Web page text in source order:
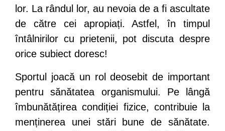
lor. La rândul lor, au nevoia de a fi ascultate
de către cei apropiați. Astfel, în timpul
întâlnirilor cu prietenii, pot discuta despre
orice subiect doresc!
Sportul joacă un rol deosebit de important
pentru sănătatea organismului. Pe lângă
îmbunătățirea condiției fizice, contribuie la
menținerea unei stări bune de sănătate.